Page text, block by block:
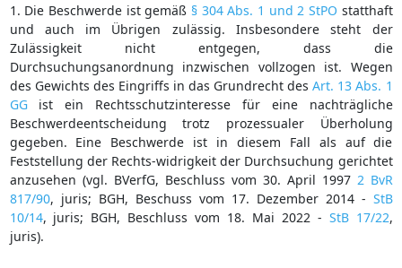
1. Die Beschwerde ist gemäß § 304 Abs. 1 und 2 StPO statthaft
und auch im Übrigen zulässig. Insbesondere steht der
Zulässigkeit nicht entgegen, dass die
Durchsuchungsanordnung inzwischen vollzogen ist. Wegen
des Gewichts des Eingriffs in das Grundrecht desArt. 13 Abs. 1
GGist ein Rechtsschutzinteresse für eine nachträgliche
Beschwerdeentscheidung trotz prozessualer Überholung
gegeben. Eine Beschwerde ist in diesem Fall als auf die
Feststellung der Rechts-widrigkeit der Durchsuchung gerichtet
anzusehen (vgl. BVerfG, Beschluss vom 30. April 1997 2 BvR
817/90, juris; BGH, Beschuss vom 17. Dezember 2014 - StB
10/14, juris; BGH, Beschluss vom 18. Mai 2022 - StB 17/22,
juris).